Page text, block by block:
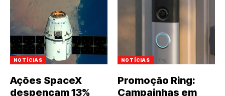
NOTÍCIAS
Ações SpaceX
despencam 13%
NOTÍCIAS
Promoção Ring:
Campainhas em